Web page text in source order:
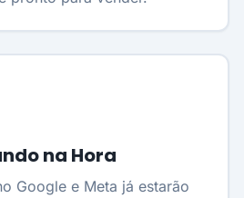
na Hora
Google e Meta já estarão